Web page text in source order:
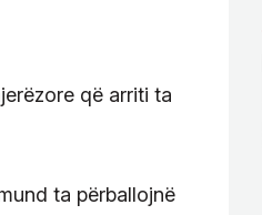
që arriti ta
ta përballojnë